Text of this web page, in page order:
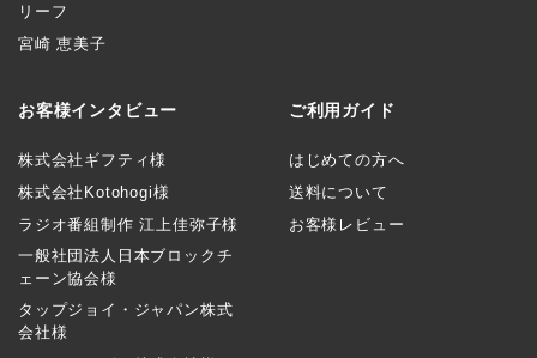
リーフ
宮崎 恵美子
お客様インタビュー
株式会社ギフティ様
株式会社Kotohogi様
ラジオ番組制作 江上佳弥子様
一般社団法人日本ブロックチ
ェーン協会様
タップジョイ・ジャパン株式
会社様
ご利用ガイド
はじめての方へ
送料について
お客様レビュー